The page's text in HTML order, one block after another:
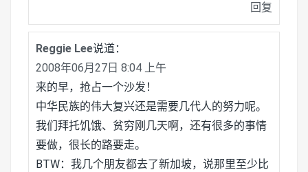
回复
Reggie Lee说道：
2008年06月27日 8:04 上午
来的早，抢占一个沙发！
中华民族的伟大复兴还是需要几代人的努力呢。
我们拜托饥饿、贫穷刚几天啊，还有很多的事情
要做，很长的路要走。
BTW：我几个朋友都去了新加坡，说那里至少比